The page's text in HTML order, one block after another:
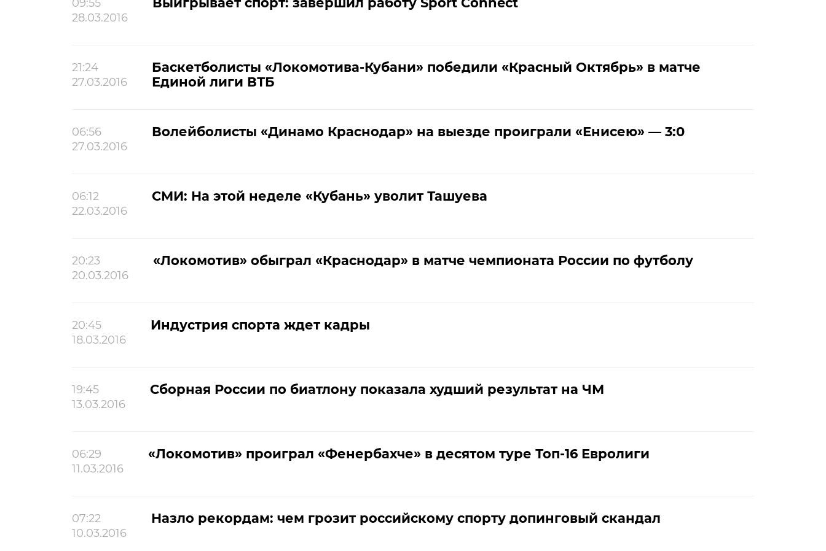
09:55
28.03.2016
21:24
27.03.2016
Баскетболисты «Локомотива-Кубани» победили «Красный Октябрь» в матче
Единой лиги ВТБ
06:56
27.03.2016
Волейболисты «Динамо Краснодар» на выезде проиграли «Енисею» — 3:0
06:12
22.03.2016
СМИ: На этой неделе «Кубань» уволит Ташуева
20:23
20.03.2016
«Локомотив» обыграл «Краснодар» в матче чемпионата России по футболу
20:45
18.03.2016
Индустрия спорта ждет кадры
19:45
13.03.2016
Сборная России по биатлону показала худший результат на ЧМ
06:29
11.03.2016
«Локомотив» проиграл «Фенербахче» в десятом туре Топ-16 Евролиги
07:22
10.03.2016
Назло рекордам: чем грозит российскому спорту допинговый скандал